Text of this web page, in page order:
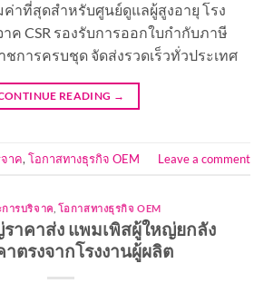
าที่สุดสำหรับศูนย์ดูแลผู้สูงอายุ โรง
ค CSR รองรับการออกใบกำกับภาษี
ชการครบชุด จัดส่งรวดเร็วทั่วประเทศ
READING →
าค, โอกาสทางธุรกิจ OEM Leave a comment
การบริจาค โอกาสทางธุรกิจ OEM
าคาส่ง แพมเพิสผู้ใหญ่ยกลัง
าตรงจากโรงงานผู้ผลิต